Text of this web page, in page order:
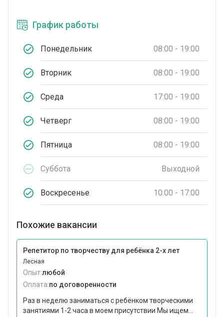
График работы
Понедельник 08:00 - 19:00
Вторник 08:00 - 19:00
Среда 17:00 - 19:00
Четверг 08:00 - 19:00
Пятница 08:00 - 19:00
Суббота Выходной
Воскресенье 10:00 - 17:00
Похожие вакансии
Репетитор по творчеству для ребёнка 2-х лет
Лесная
Опыт:любой
Оплата:по договоренности
Раз в неделю заниматься с ребёнком творческими
занятиями 1-2 часа в моем присутствии Мы ищем...